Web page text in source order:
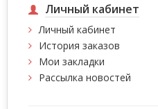
Личный кабинет
Личный кабинет
История заказов
Мои закладки
Рассылка новостей